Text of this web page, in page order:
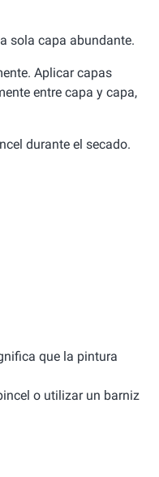
sola capa abundante.
Aplicar capas
entre capa y capa,
durante el secado.
que la pintura
o utilizar un barniz